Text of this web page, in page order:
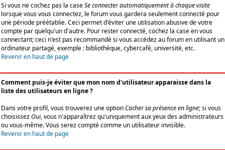
Si vous ne cochez pas la caseSe connecter automatiquement à chaque visite
lorsque vous vous connectez, le forum vous gardera seulement connecté pour
une période préétablie. Ceci permet d'éviter une utilisation abusive de votre
compte par quelqu'un d'autre. Pour rester connecté, cochez la case en vous
connectant; ceci n'est pas recommandé si vous accédez au forum en utilisant un
ordinateur partagé, exemple : bibliothèque, cybercafé, université, etc.
Revenir en haut de page
Comment puis-je éviter que mon nom d'utilisateur apparaisse dans la
liste des utilisateurs en ligne ?
Dans votre profil, vous trouverez une optionCacher sa présence en ligne; si vous
choisissezOui, vous n'apparaîtrez qu'uniquement aux yeux des administrateurs
ou vous-même. Vous serez compté comme un utilisateur invisible.
Revenir en haut de page